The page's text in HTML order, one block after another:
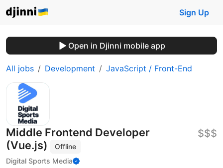
Sign Up
Open in Djinni mobile app
All jobs Development JavaScript / Front-End
Middle Frontend Developer
(Vue.js)
Offline
Digital Sports Media
$$$